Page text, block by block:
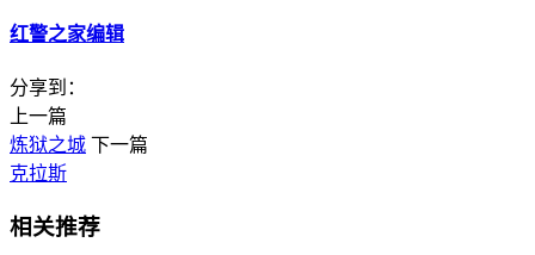
红警之家编辑
分享到：
上一篇
炼狱之城 下一篇
克拉斯
相关推荐